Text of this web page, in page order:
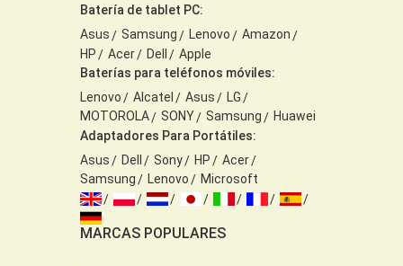
Batería de tablet PC:
Asus
Samsung Lenovo
Amazon
HP
Acer Dell
Apple
Baterías para teléfonos móviles:
Lenovo
Alcatel Asus
LG
MOTOROLA
SONY Samsung
Huawei
Adaptadores Para Portátiles:
Asus
Dell Sony HP
Acer
Samsung
Lenovo Microsoft
MARCAS POPULARES